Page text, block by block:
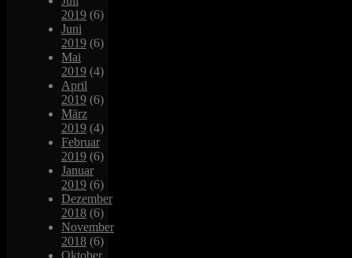
2019 (6)
Juni
2019 (6)
Mai
2019 (4)
April
2019 (6)
März
2019 (4)
Februar
2019 (6)
Januar
2019 (6)
Dezember
2018 (6)
November
2018 (6)